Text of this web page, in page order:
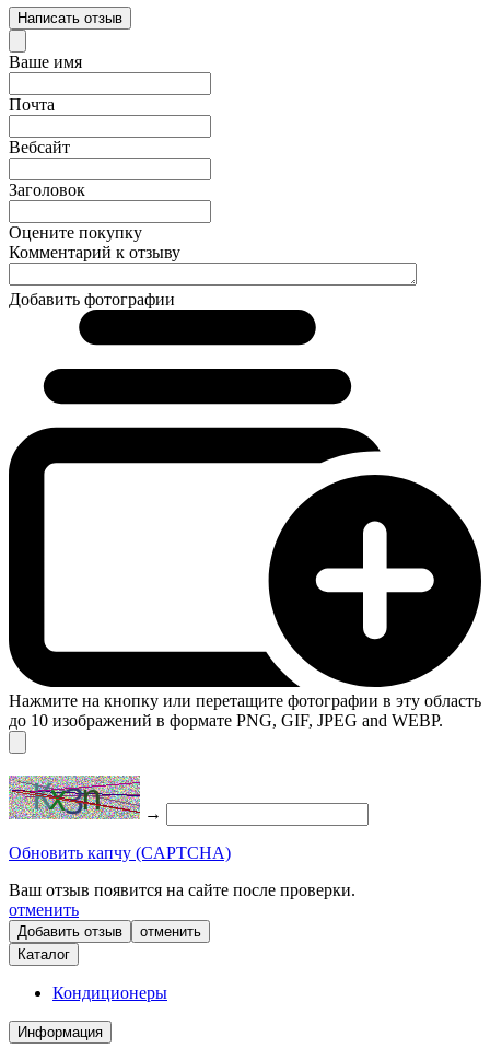
Написать отзыв
Ваше имя
Почта
Вебсайт
Заголовок
Оцените покупку
Комментарий к отзыву
Добавить фотографии
Нажмите на кнопку или перетащите фотографии в эту область
до 10 изображений в формате PNG, GIF, JPEG and WEBP.
→
Обновить капчу (CAPTCHA)
Ваш отзыв появится на сайте после проверки.
отменить
отменить
Каталог
Кондиционеры
Информация